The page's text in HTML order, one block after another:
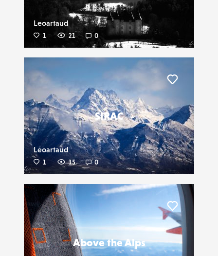
Leoartaud
1 21 0
SIRAC
Leoartaud
1 15 0
Above the Alps